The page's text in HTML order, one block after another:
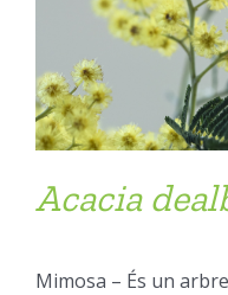
Acacia
Mimosa – És un